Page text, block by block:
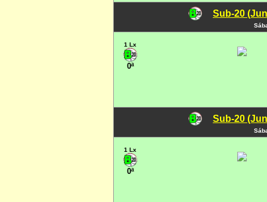
Sub-20
1 Lx
0ª
Sub-20
1 Lx
0ª